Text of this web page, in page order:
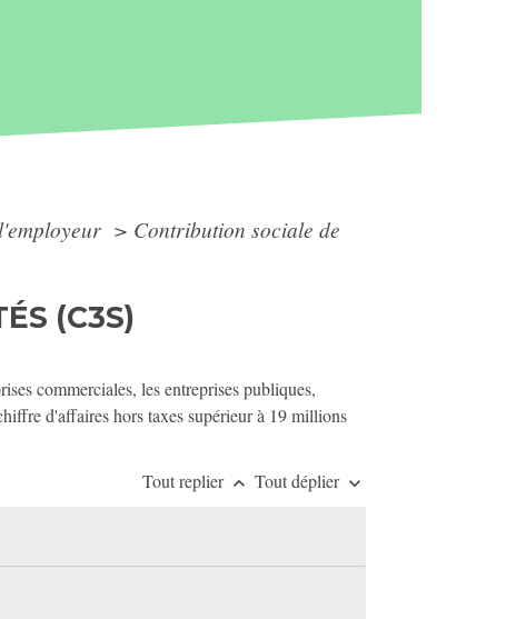
> Contribution sociale de
(C3S)
commerciales, les entreprises publiques,
d'affaires hors taxes supérieur à 19 millions
Tout replier keyboard_arrow_up Tout déplier keyboard_arrow_down